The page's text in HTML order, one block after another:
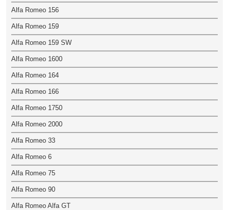
Alfa Romeo 156
Alfa Romeo 159
Alfa Romeo 159 SW
Alfa Romeo 1600
Alfa Romeo 164
Alfa Romeo 166
Alfa Romeo 1750
Alfa Romeo 2000
Alfa Romeo 33
Alfa Romeo 6
Alfa Romeo 75
Alfa Romeo 90
Alfa Romeo Alfa GT